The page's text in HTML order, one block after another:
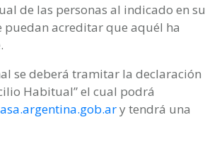
de las personas al indicado en su
acreditar que aquél ha
se deberá tramitar la declaración
Habitual” el cual podrá
y tendrá una